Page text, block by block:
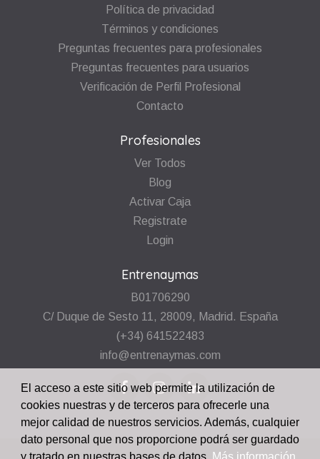
Política de privacidad
Términos y condiciones
Preguntas frecuentes para profesionales
Preguntas frecuentes para usuarios
Verificación de Perfil Profesional
Contacto
Profesionales
Ver Todos
Blog
Activar Caja
Registrate
Login
Entrenaymas
B01706290
C/ Duque de Sesto 11, 28009, Madrid. España
(+34) 641522483
info@entrenaymas.com
El acceso a este sitio web permite la utilización de
cookies nuestras y de terceros para ofrecerle una
mejor calidad de nuestros servicios. Además, cualquier
dato personal que nos proporcione podrá ser guardado
y tratado en nuestras bases de datos.
Más información